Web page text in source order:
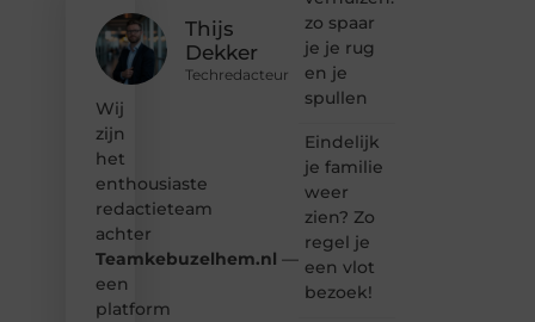
Thijs
Dekker
Techredacteur
Wij
zijn
het
enthousiaste
redactieteam
achter
Teamkebuzelhem.nl —
een
platform
zo spaar
je je rug
en je
spullen
Eindelijk
je familie
weer
zien? Zo
regel je
een vlot
bezoek!